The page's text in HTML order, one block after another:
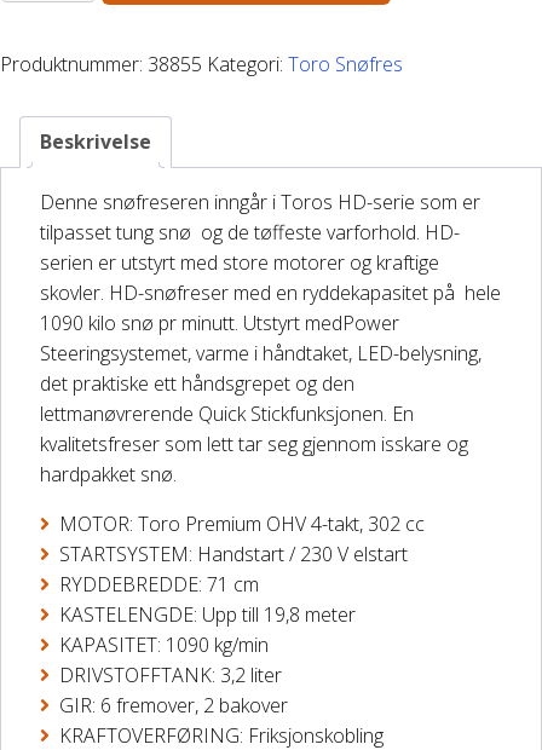
DELER OG TILBEHØR
Batteriladere
GIVI – Bagasjesystem for MC
1028
STEEL
SHUTE
antall
Produktnummer: 38855 Kategori: Toro Snøfres
Beskrivelse
Denne snøfreseren inngår i Toros HD-serie som er
tilpasset tung snø og de tøffeste varforhold. HD-
serien er utstyrt med store motorer og kraftige
skovler. HD-snøfreser med en ryddekapasitet på hele
1090 kilo snø pr minutt. Utstyrt medPower
Steeringsystemet, varme i håndtaket, LED-belysning,
det praktiske ett håndsgrepet og den
lettmanøvrerende Quick Stickfunksjonen. En
kvalitetsfreser som lett tar seg gjennom isskare og
hardpakket snø.
MOTOR: Toro Premium OHV 4-takt, 302 cc
STARTSYSTEM: Handstart / 230 V elstart
RYDDEBREDDE: 71 cm
KASTELENGDE: Upp till 19,8 meter
KAPASITET: 1090 kg/min
DRIVSTOFFTANK: 3,2 liter
GIR: 6 fremover, 2 bakover
KRAFTOVERFØRING: Friksjonskobling